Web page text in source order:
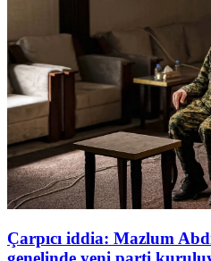
Çarpıcı iddia: Mazlum